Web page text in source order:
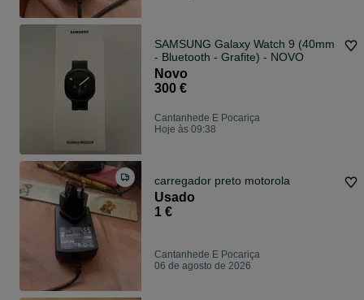
SAMSUNG Galaxy Watch 9 (40mm
- Bluetooth - Grafite) - NOVO
Novo
300 €
Cantanhede E Pocariça
Hoje às 09:38
carregador preto motorola
Usado
1 €
Cantanhede E Pocariça
06 de agosto de 2026